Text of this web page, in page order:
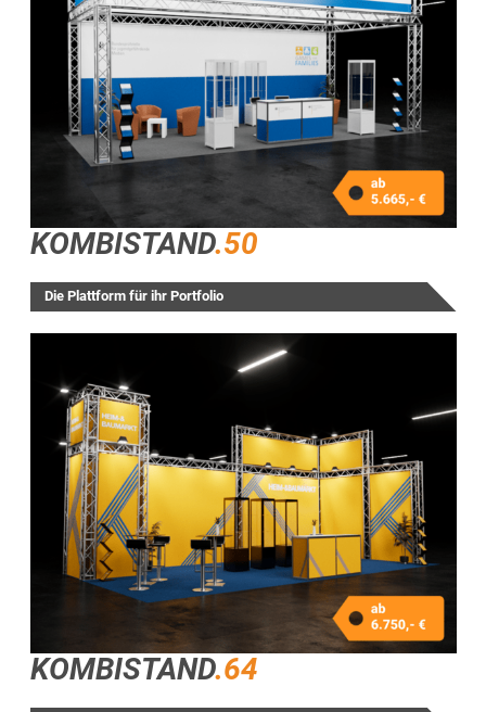
KOMBISTAND.50
Die Plattform für ihr Portfolio
KOMBISTAND.64